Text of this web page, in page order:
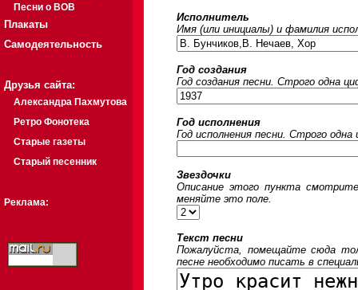
Песни о ВОВ
Плакаты
Самодеятельность
Друзья сайта:
Александра Пахмутова
Ретро Фонотека
Старые газеты
Старый песенник
Реклама:
Исполнитель
Имя (или инициалы) и фамилия
Год создания
Год создания песни. Строго одна
Год исполнения
Год исполнения песни. Строго
Звездочки
Описание этого пункта
меняйте это поле.
Текст песни
Пожалуйста, помещайте сюда
песне необходимо писать в